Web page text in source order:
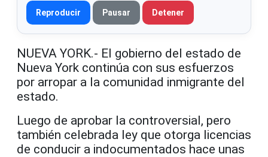
Reproducir Pausar Detener
NUEVA YORK.- El gobierno del estado de
Nueva York continúa con sus esfuerzos
por arropar a la comunidad inmigrante del
estado.
Luego de aprobar la controversial, pero
también celebrada ley que otorga licencias
de conducir a indocumentados hace unas